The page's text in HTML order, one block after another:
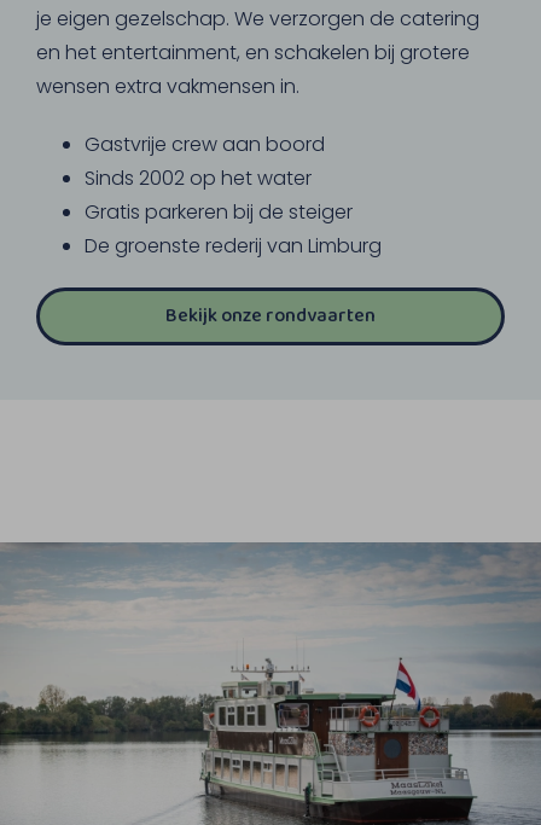
je eigen gezelschap. We verzorgen de catering
en het entertainment, en schakelen bij grotere
wensen extra vakmensen in.
Gastvrije crew aan boord
Sinds 2002 op het water
Gratis parkeren bij de steiger
De groenste rederij van Limburg
Bekijk onze rondvaarten